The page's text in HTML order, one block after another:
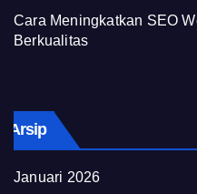
Cara Meningkatkan SEO
Berkualitas
Arsip
Januari 2026